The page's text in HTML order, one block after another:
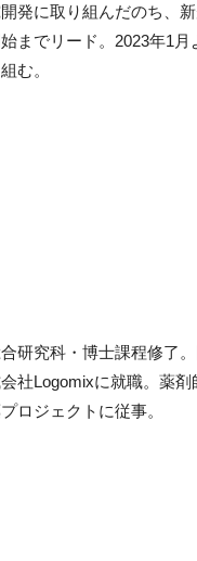
発に取り組んだのち、
までリード。2023年1
む。
研究科・博士課程修了
社Logomixに就職。薬
ロジェクトに従事。